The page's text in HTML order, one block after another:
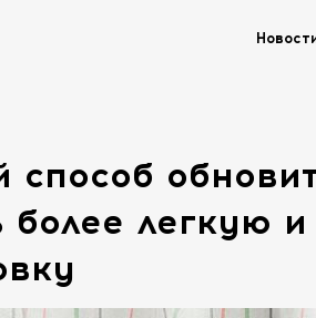
способ
более легкую